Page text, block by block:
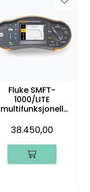
Fluke SMFT-
1000/LITE
multifunksjonell
38.450,00